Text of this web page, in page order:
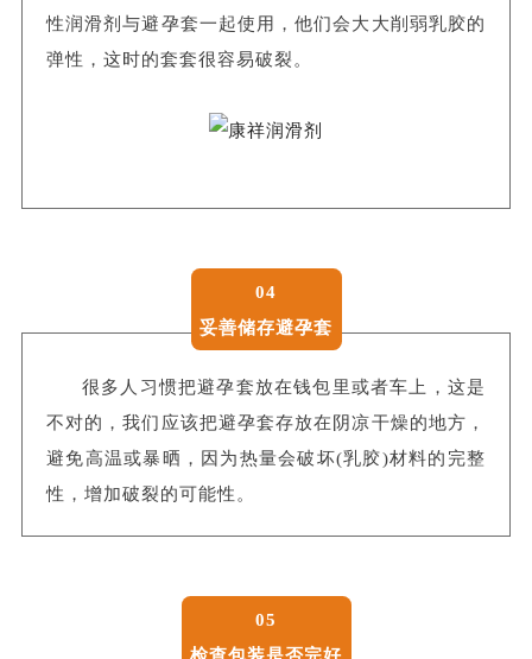
性润滑剂与避孕套一起使用，他们会大大削弱乳胶的
弹性，这时的套套很容易破裂。
04
妥善储存避孕套
很多人习惯把避孕套放在钱包里或者车上，这是
不对的，我们应该把避孕套存放在阴凉干燥的地方，
避免高温或暴晒，因为热量会破坏(乳胶)材料的完整
性，增加破裂的可能性。
05